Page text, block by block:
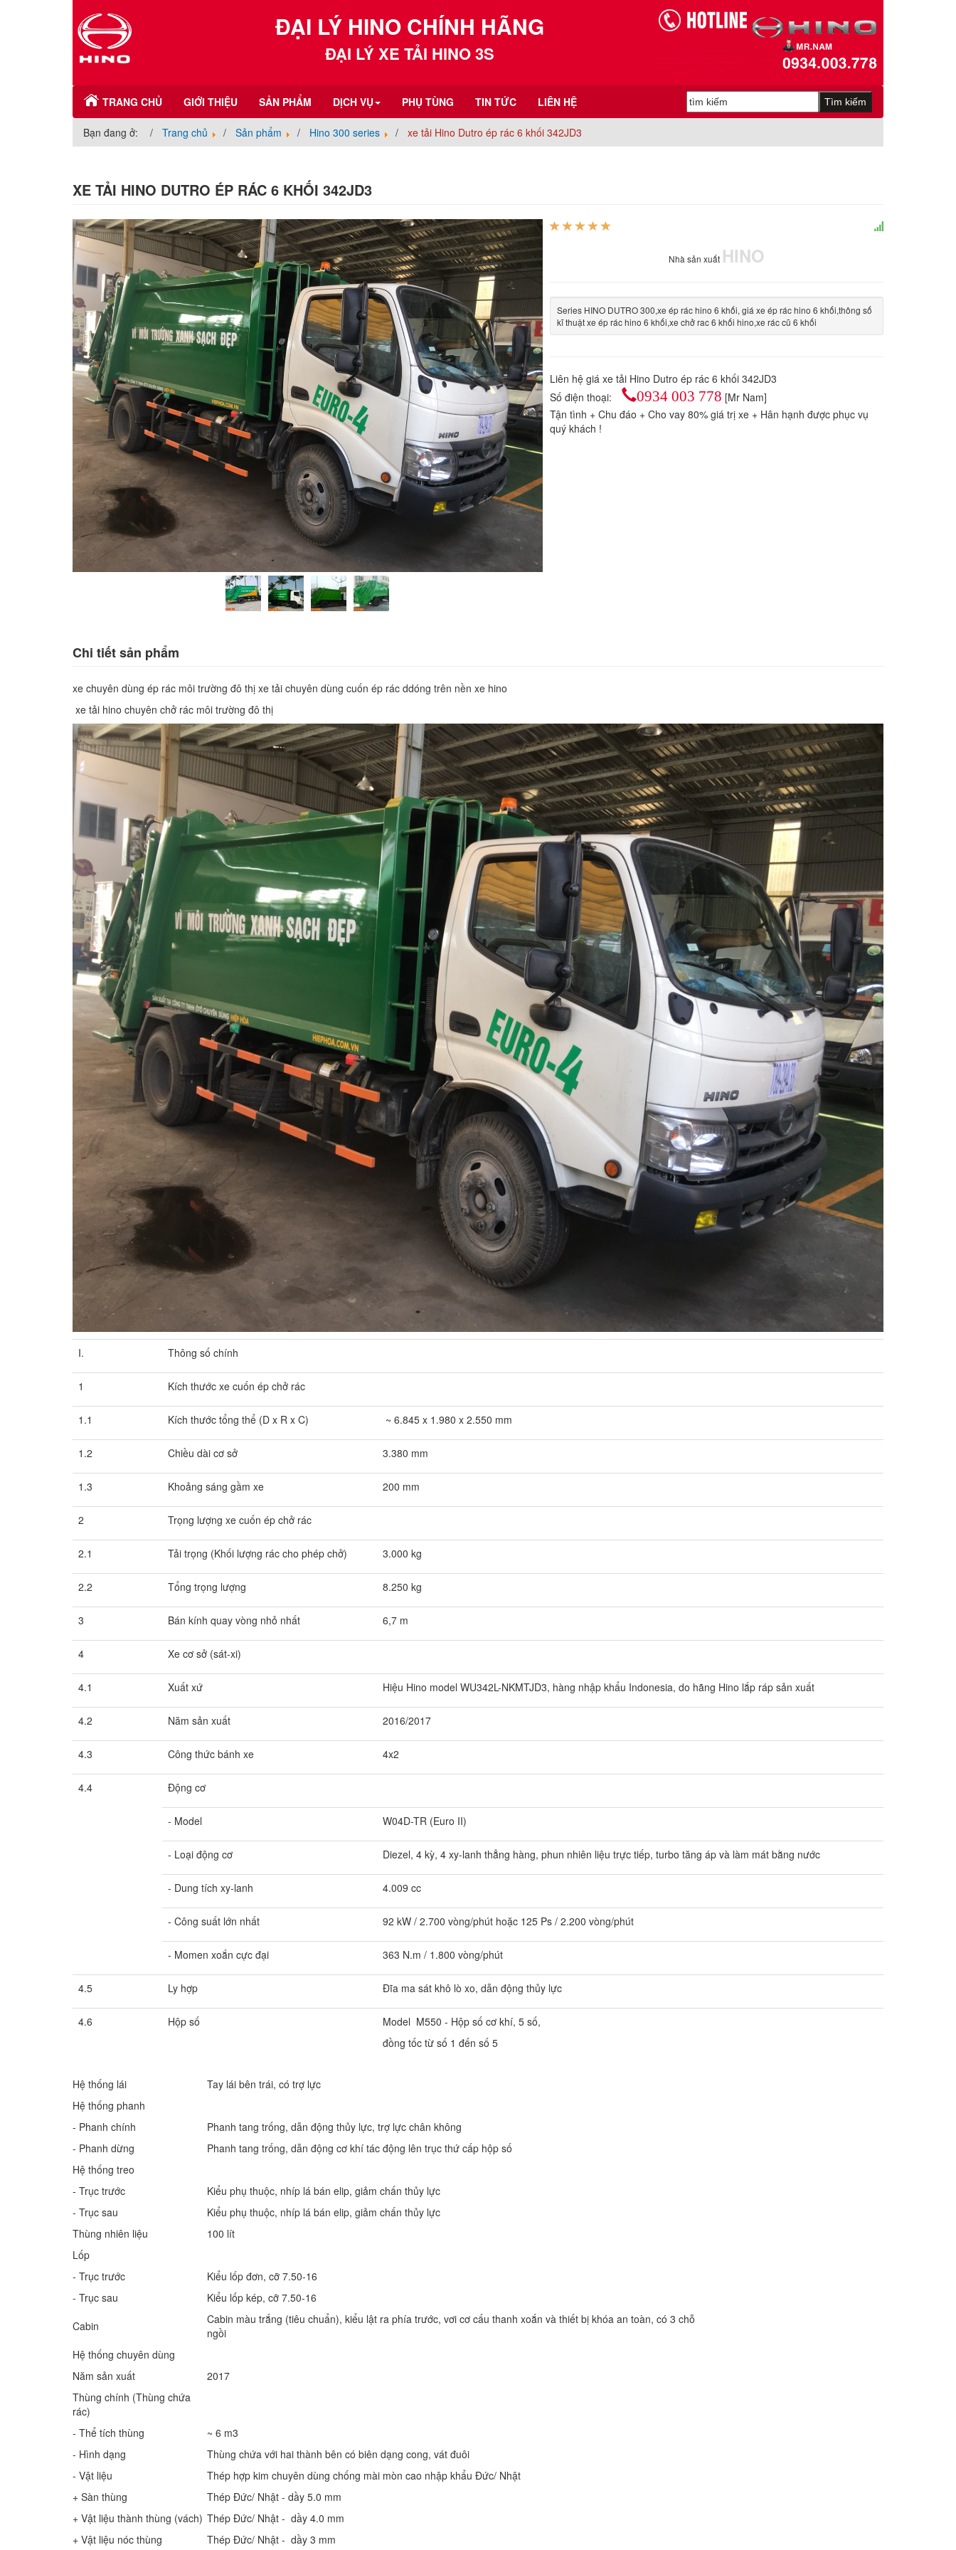
ĐẠI LÝ HINO CHÍNH HÃNG
ĐẠI LÝ XE TẢI HINO 3S
TRANG CHỦ GIỚI THIỆU SẢN PHẨM DỊCH VỤ PHỤ TÙNG TIN TỨC LIÊN HỆ
Bạn đang ở: Trang chủ Sản phẩm Hino 300 series xe tải Hino Dutro ép rác 6 khối 342JD3
XE TẢI HINO DUTRO ÉP RÁC 6 KHỐI 342JD3
Nhà sản xuất HINO
Series HINO DUTRO 300,xe ép rác hino 6 khối, giá xe ép rác hino 6 khối,thông số
kĩ thuật xe ép rác hino 6 khối,xe chở rac 6 khối hino,xe rác cũ 6 khối
Liên hệ giá xe tải Hino Dutro ép rác 6 khối 342JD3
Số điện thoại:
0934 003 778 [Mr Nam]
Tận tình + Chu đáo + Cho vay 80% giá trị xe + Hân hạnh được phục vụ
quý khách !
Chi tiết sản phẩm
xe chuyên dùng ép rác môi trường đô thị xe tải chuyên dùng cuốn ép rác ddóng trên nền xe hino
xe tải hino chuyên chở rác môi trường đô thị
I. Thông số chính
1 Kích thước xe cuốn ép chở rác
1.1 Kích thước tổng thể (D x R x C) ~ 6.845 x 1.980 x 2.550 mm
1.2 Chiều dài cơ sở 3.380 mm
1.3 Khoảng sáng gầm xe 200 mm
2 Trọng lượng xe cuốn ép chở rác
2.1 Tải trọng (Khối lượng rác cho phép chở) 3.000 kg
2.2 Tổng trọng lượng 8.250 kg
3 Bán kính quay vòng nhỏ nhất 6,7 m
4 Xe cơ sở (sát-xi)
4.1 Xuất xứ Hiệu Hino model WU342L-NKMTJD3, hàng nhập khẩu Indonesia, do hãng Hino lắp ráp sản xuất
4.2 Năm sản xuất 2016/2017
4.3 Công thức bánh xe 4x2
4.4 Động cơ
- Model W04D-TR (Euro II)
- Loại động cơ Diezel, 4 kỳ, 4 xy-lanh thẳng hàng, phun nhiên liệu trực tiếp, turbo tăng áp và làm mát bằng nước
- Dung tích xy-lanh 4.009 cc
- Công suất lớn nhất 92 kW / 2.700 vòng/phút hoặc 125 Ps / 2.200 vòng/phút
- Momen xoắn cực đại 363 N.m / 1.800 vòng/phút
4.5 Ly hợp Đĩa ma sát khô lò xo, dẫn động thủy lực
4.6 Hộp số
Model M550 - Hộp số cơ khí, 5 số,
đồng tốc từ số 1 đến số 5
Hệ thống lái
Tay lái bên trái, có trợ lực
Hệ thống phanh
- Phanh chính
Phanh tang trống, dẫn động thủy lực, trợ lực chân không
- Phanh dừng
Phanh tang trống, dẫn động cơ khí tác động lên trục thứ cấp hộp số
Hệ thống treo
- Trục trước
Kiểu phụ thuộc, nhíp lá bán elip, giảm chấn thủy lực
- Trục sau
Kiểu phụ thuộc, nhíp lá bán elip, giảm chấn thủy lực
Thùng nhiên liệu
100 lít
Lốp
- Trục trước
Kiểu lốp đơn, cỡ 7.50-16
- Trục sau
Kiểu lốp kép, cỡ 7.50-16
Cabin
Cabin màu trắng (tiêu chuẩn), kiểu lật ra phía trước, vơi cơ cấu thanh xoắn và thiết bị khóa an toàn, có 3 chỗ
ngồi
Hệ thống chuyên dùng
Năm sản xuất
2017
Thùng chính (Thùng chứa
rác)
- Thể tích thùng
~ 6 m3
- Hình dạng
Thùng chứa với hai thành bên có biên dạng cong, vát đuôi
- Vật liệu
Thép hợp kim chuyên dùng chống mài mòn cao nhập khẩu Đức/ Nhật
+ Sàn thùng
Thép Đức/ Nhật - dầy 5.0 mm
+ Vật liệu thành thùng (vách) Thép Đức/ Nhật - dầy 4.0 mm
+ Vật liệu nóc thùng
Thép Đức/ Nhật - dầy 3 mm